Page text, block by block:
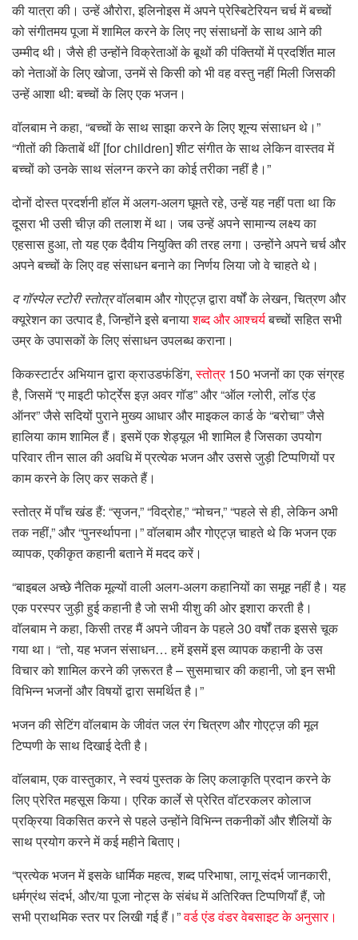
की यात्रा की। उन्हें औरोरा, इलिनोइस में अपने प्रेस्बिटेरियन चर्च में बच्चों
को संगीतमय पूजा में शामिल करने के लिए नए संसाधनों के साथ आने की
उम्मीद थी। जैसे ही उन्होंने विक्रेताओं के बूथों की पंक्तियों में प्रदर्शित माल
को नेताओं के लिए खोजा, उनमें से किसी को भी वह वस्तु नहीं मिली जिसकी
उन्हें आशा थी: बच्चों के लिए एक भजन।
वॉलबाम ने कहा, “बच्चों के साथ साझा करने के लिए शून्य संसाधन थे।”
“गीतों की किताबें थीं [for children] शीट संगीत के साथ लेकिन वास्तव में
बच्चों को उनके साथ संलग्न करने का कोई तरीका नहीं है।”
दोनों दोस्त प्रदर्शनी हॉल में अलग-अलग घूमते रहे, उन्हें यह नहीं पता था कि
दूसरा भी उसी चीज़ की तलाश में था। जब उन्हें अपने सामान्य लक्ष्य का
एहसास हुआ, तो यह एक दैवीय नियुक्ति की तरह लगा। उन्होंने अपने चर्च और
अपने बच्चों के लिए वह संसाधन बनाने का निर्णय लिया जो वे चाहते थे।
द गॉस्पेल स्टोरी स्तोत्रवॉलबाम और गोएट्ज़ द्वारा वर्षों के लेखन, चित्रण और
क्यूरेशन का उत्पाद है, जिन्होंने इसे बनायाशब्द और आश्चर्यबच्चों सहित सभी
उम्र के उपासकों के लिए संसाधन उपलब्ध कराना।
किकस्टार्टर अभियान द्वारा क्राउडफंडिंग,स्तोत्र150 भजनों का एक संग्रह
है, जिसमें “ए माइटी फोर्ट्रेस इज़ अवर गॉड” और “ऑल ग्लोरी, लॉड एंड
ऑनर” जैसे सदियों पुराने मुख्य आधार और माइकल कार्ड के “बरोचा” जैसे
हालिया काम शामिल हैं। इसमें एक शेड्यूल भी शामिल है जिसका उपयोग
परिवार तीन साल की अवधि में प्रत्येक भजन और उससे जुड़ी टिप्पणियों पर
काम करने के लिए कर सकते हैं।
स्तोत्र में पाँच खंड हैं: “सृजन,” “विद्रोह,” “मोचन,” “पहले से ही, लेकिन अभी
तक नहीं,” और “पुनर्स्थापना।” वॉलबाम और गोएट्ज़ चाहते थे कि भजन एक
व्यापक, एकीकृत कहानी बताने में मदद करें।
“बाइबल अच्छे नैतिक मूल्यों वाली अलग-अलग कहानियों का समूह नहीं है। यह
एक परस्पर जुड़ी हुई कहानी है जो सभी यीशु की ओर इशारा करती है।
वॉलबाम ने कहा, किसी तरह मैं अपने जीवन के पहले 30 वर्षों तक इससे चूक
गया था। “तो, यह भजन संसाधन… हमें इसमें इस व्यापक कहानी के उस
विचार को शामिल करने की ज़रूरत है – सुसमाचार की कहानी, जो इन सभी
विभिन्न भजनों और विषयों द्वारा समर्थित है।”
भजन की सेटिंग वॉलबाम के जीवंत जल रंग चित्रण और गोएट्ज़ की मूल
टिप्पणी के साथ दिखाई देती है।
वॉलबाम, एक वास्तुकार, ने स्वयं पुस्तक के लिए कलाकृति प्रदान करने के
लिए प्रेरित महसूस किया। एरिक कार्ले से प्रेरित वॉटरकलर कोलाज
प्रक्रिया विकसित करने से पहले उन्होंने विभिन्न तकनीकों और शैलियों के
साथ प्रयोग करने में कई महीने बिताए।
“प्रत्येक भजन में इसके धार्मिक महत्व, शब्द परिभाषा, लागू संदर्भ जानकारी,
धर्मग्रंथ संदर्भ, और/या पूजा नोट्स के संबंध में अतिरिक्त टिप्पणियाँ हैं, जो
सभी प्राथमिक स्तर पर लिखी गई हैं।”वर्ड एंड वंडर वेबसाइट के अनुसार।